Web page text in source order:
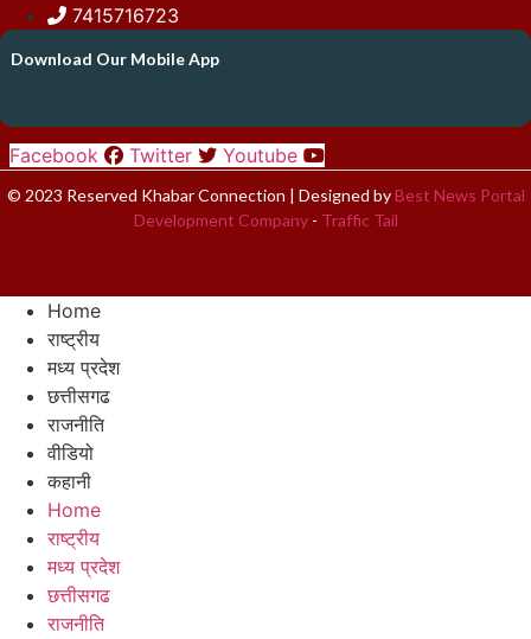
7415716723
Download Our Mobile App
Facebook Twitter Youtube
© 2023 Reserved Khabar Connection | Designed by Best News Portal
Development Company- Traffic Tail
Home
राष्ट्रीय
मध्य प्रदेश
छत्तीसगढ
राजनीति
वीडियो
कहानी
Home
राष्ट्रीय
मध्य प्रदेश
छत्तीसगढ
राजनीति